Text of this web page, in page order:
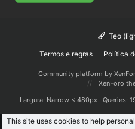
Teo
Termos e regras
Política
Community platform by
XenForo
Largura
Queries
This site uses cookies to help